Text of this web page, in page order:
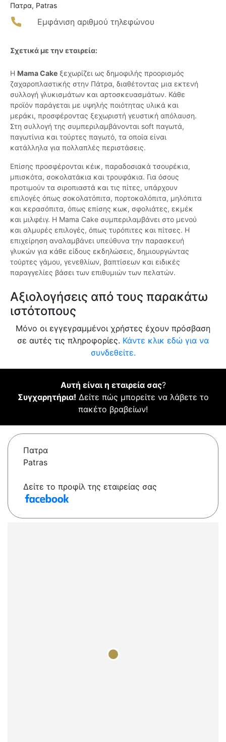
Πατρα, Patras
Εμφάνιση αριθμού τηλεφώνου
Σχετικά με την εταιρεία:
Η Mama Cake ξεχωρίζει ως δημοφιλής προορισμός
ζαχαροπλαστικής στην Πάτρα, διαθέτοντας μια εκτενή
συλλογή γλυκισμάτων και αρτοσκευασμάτων. Κάθε
προϊόν παράγεται με υψηλής ποιότητας υλικά και
μεράκι, προσφέροντας ξεχωριστή γευστική απόλαυση.
Στη συλλογή της συμπεριλαμβάνονται soft παγωτά,
παγωτίνια και τούρτες παγωτό, τα οποία είναι
κατάλληλα για πολλαπλές περιστάσεις.
Επίσης προσφέρονται κέικ, παραδοσιακά τσουρέκια,
μπισκότα, σοκολατάκια και τρουφάκια. Για όσους
προτιμούν τα σιροπιαστά και τις πίτες, υπάρχουν
επιλογές όπως σοκολατόπιτα, πορτοκαλόπιτα, μηλόπιτα
και κερασόπιτα, όπως επίσης κωκ, σφολιάτες, εκμέκ
και μιλφέιγ. Η Mama Cake συμπεριλαμβάνει στο μενού
και αλμυρές επιλογές, όπως τυρόπιτες και πίτσες. Η
επιχείρηση αναλαμβάνει υπεύθυνα την παρασκευή
γλυκών για κάθε είδους εκδηλώσεις, δημιουργώντας
τούρτες γάμου, γενεθλίων, βαπτίσεων και ειδικές
παραγγελίες βάσει των επιθυμιών των πελατών.
Αξιολογήσεις από τους παρακάτω
ιστότοπους
Μόνο οι εγγεγραμμένοι χρήστες έχουν πρόσβαση
σε αυτές τις πληροφορίες. Κάντε κλικ εδώ για να
συνδεθείτε.
Αυτή είναι η εταιρεία σας?
Συγχαρητήρια! Δείτε πώς μπορείτε να λάβετε το
πακέτο βραβείων!
Πατρα
Patras
Δείτε το προφίλ της εταιρείας σας